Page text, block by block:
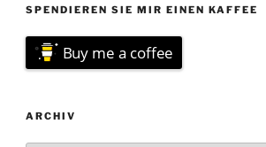
SPENDIEREN SIE MIR EINEN KAFFEE
Buy me a coffee
ARCHIV